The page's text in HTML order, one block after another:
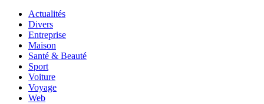
Actualités
Divers
Entreprise
Maison
Santé & Beauté
Sport
Voiture
Voyage
Web